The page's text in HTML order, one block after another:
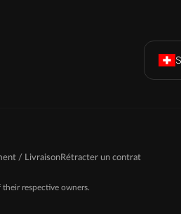
/ LivraisonRétracter un contrat
respective owners.